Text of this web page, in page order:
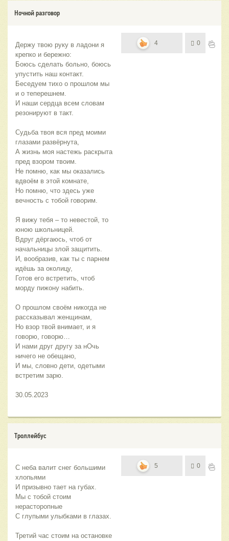
Ночной разговор
Держу твою руку в ладони я
крепко и бережно:
Боюсь сделать больно, боюсь
упустить наш контакт.
Беседуем тихо о прошлом мы
и о теперешнем.
И наши сердца всем словам
резонируют в такт.
Судьба твоя вся пред моими
глазами развёрнута,
А жизнь моя настежь раскрыта
пред взором твоим.
Не помню, как мы оказались
вдвоём в этой комнате,
Но помню, что здесь уже
вечность с тобой говорим.
Я вижу тебя – то невестой, то
юною школьницей.
Вдруг дёргаюсь, чтоб от
начальницы злой защитить.
И, вообразив, как ты с парнем
идёшь за околицу,
Готов его встретить, чтоб
морду пижону набить.
О прошлом своём никогда не
рассказывал женщинам,
Но взор твой внимает, и я
говорю, говорю…
И нами друг другу за нОчь
ничего не обещано,
И мы, словно дети, одетыми
встретим зарю.
30.05.2023
4 0
Троллейбус
С неба валит снег большими
хлопьями
И призывно тает на губах.
Мы с тобой стоим
нерасторопные
С глупыми улыбками в глазах.
Третий час стоим на остановке
5 0